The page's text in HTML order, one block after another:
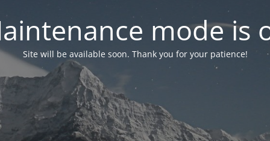
mode is
Site will be available soon. Thank you for your patience!